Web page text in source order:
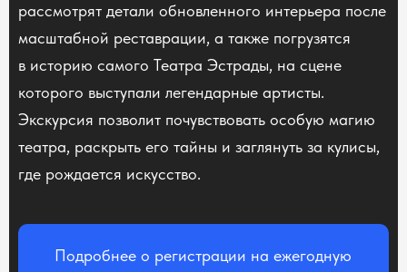
рассмотрят детали обновленного интерьера после
масштабной реставрации, а также погрузятся
в историю самого Театра Эстрады, на сцене
которого выступали легендарные артисты.
Экскурсия позволит почувствовать особую магию
театра, раскрыть его тайны и заглянуть за кулисы,
где рождается искусство.
Подробнее о регистрации на ежегодную